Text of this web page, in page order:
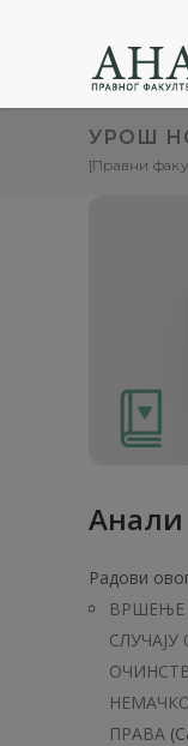
УРОШ
[Правни
Анали
Радови
ВРШЕЊЕ
ПРАВА